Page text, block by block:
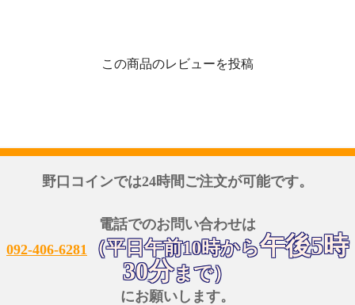
この商品のレビューを投稿
野口コインでは24時間ご注文が可能です。
電話でのお問い合わせは
092-406-6281
（平日午前10時から午後5時
30分まで）
にお願いします。